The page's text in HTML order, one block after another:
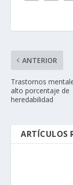
ANTERIOR
Trastornos
alto porcentaje de
heredabilidad
ARTÍCULOS